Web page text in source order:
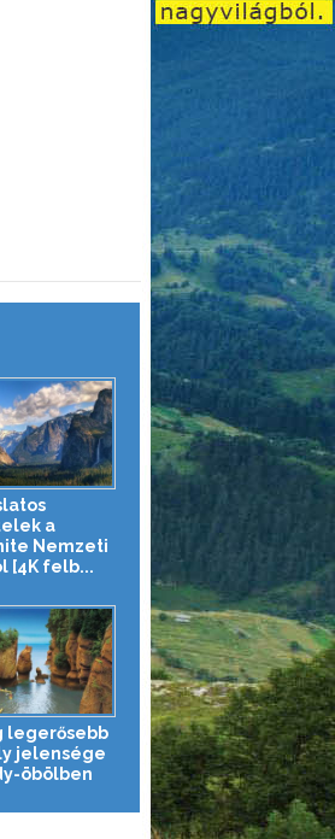
a
Nemzeti
[4K felb...
legerősebb
jelensége
öbölben